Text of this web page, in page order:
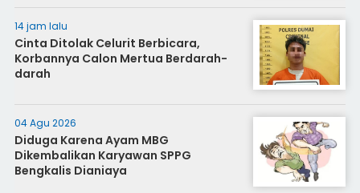
14 jam lalu
Cinta Ditolak Celurit Berbicara,
Korbannya Calon Mertua Berdarah-
darah
04 Agu 2026
Diduga Karena Ayam MBG
Dikembalikan Karyawan SPPG
Bengkalis Dianiaya